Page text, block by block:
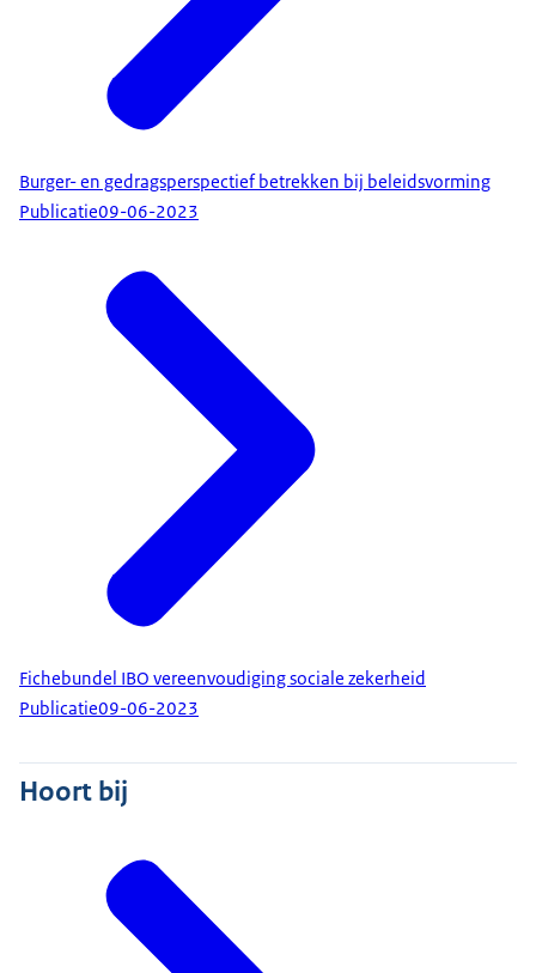
Burger- en gedragsperspectief betrekken bij beleidsvorming
Publicatie09-06-2023
Fichebundel IBO vereenvoudiging sociale zekerheid
Publicatie09-06-2023
Hoort bij